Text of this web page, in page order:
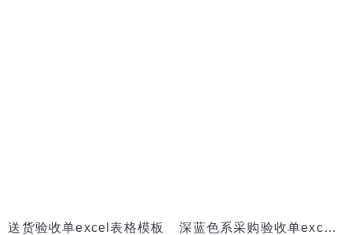
送货验收单excel表格模板 深蓝色系采购验收单excel表格模板